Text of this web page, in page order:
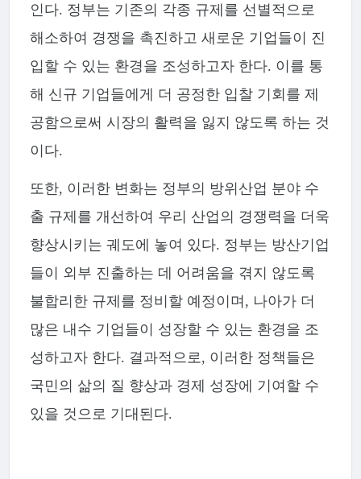
인다. 정부는 기존의 각종 규제를 선별적으로
해소하여 경쟁을 촉진하고 새로운 기업들이 진
입할 수 있는 환경을 조성하고자 한다. 이를 통
해 신규 기업들에게 더 공정한 입찰 기회를 제
공함으로써 시장의 활력을 잃지 않도록 하는 것
이다.
또한, 이러한 변화는 정부의 방위산업 분야 수
출 규제를 개선하여 우리 산업의 경쟁력을 더욱
향상시키는 궤도에 놓여 있다. 정부는 방산기업
들이 외부 진출하는 데 어려움을 겪지 않도록
불합리한 규제를 정비할 예정이며, 나아가 더
많은 내수 기업들이 성장할 수 있는 환경을 조
성하고자 한다. 결과적으로, 이러한 정책들은
국민의 삶의 질 향상과 경제 성장에 기여할 수
있을 것으로 기대된다.